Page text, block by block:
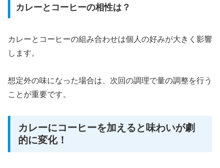
カレーとコーヒーの相性は？
カレーとコーヒーの組み合わせは個人の好みが大きく影響
します。
想定外の味になった場合は、次回の調理で量の調整を行う
ことが重要です。
カレーにコーヒーを加えると味わいが劇
的に変化！